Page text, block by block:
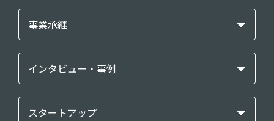
事業承継
インタビュー・事例
スタートアップ